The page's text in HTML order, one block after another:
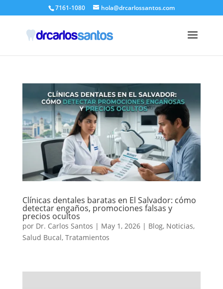
7161-1080 hola@drcarlossantos.com
Clínicas dentales baratas en El Salvador: cómo
detectar engaños, promociones falsas y
precios ocultos
por Dr. Carlos Santos | May 1, 2026| Blog, Noticias,
Salud Bucal, Tratamientos